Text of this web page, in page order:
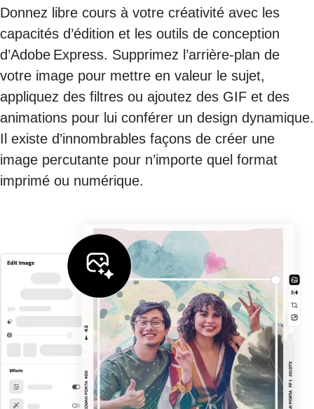
Donnez libre cours à votre créativité avec les
capacités d’édition et les outils de conception
d’Adobe Express. Supprimez l’arrière-plan de
votre image pour mettre en valeur le sujet,
appliquez des filtres ou ajoutez des GIF et des
animations pour lui conférer un design dynamique.
Il existe d’innombrables façons de créer une
image percutante pour n’importe quel format
imprimé ou numérique.